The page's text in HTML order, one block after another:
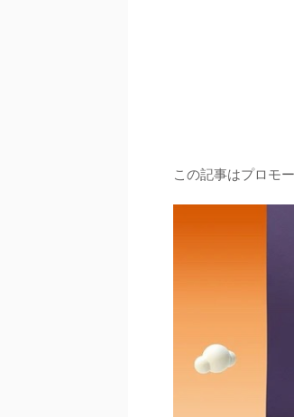
この記事はプロモ